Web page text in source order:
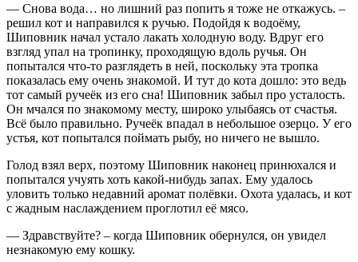
— Снова вода… но лишний раз попить я тоже не откажусь. –
решил кот и направился к ручью. Подойдя к водоёму,
Шиповник начал устало лакать холодную воду. Вдруг его
взгляд упал на тропинку, проходящую вдоль ручья. Он
попытался что-то разглядеть в ней, поскольку эта тропка
показалась ему очень знакомой. И тут до кота дошло: это ведь
тот самый ручеёк из его сна! Шиповник забыл про усталость.
Он мчался по знакомому месту, широко улыбаясь от счастья.
Всё было правильно. Ручеёк впадал в небольшое озерцо. У его
устья, кот попытался поймать рыбу, но ничего не вышло.
Голод взял верх, поэтому Шиповник наконец принюхался и
попытался учуять хоть какой-нибудь запах. Ему удалось
уловить только недавний аромат полёвки. Охота удалась, и кот
с жадным наслаждением проглотил её мясо.
— Здравствуйте? – когда Шиповник обернулся, он увидел
незнакомую ему кошку.